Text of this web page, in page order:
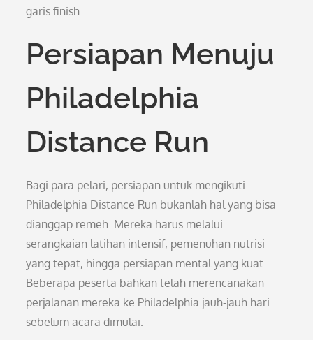
garis finish.
Persiapan Menuju
Philadelphia
Distance Run
Bagi para pelari, persiapan untuk mengikuti
Philadelphia Distance Run bukanlah hal yang bisa
dianggap remeh. Mereka harus melalui
serangkaian latihan intensif, pemenuhan nutrisi
yang tepat, hingga persiapan mental yang kuat.
Beberapa peserta bahkan telah merencanakan
perjalanan mereka ke Philadelphia jauh-jauh hari
sebelum acara dimulai.